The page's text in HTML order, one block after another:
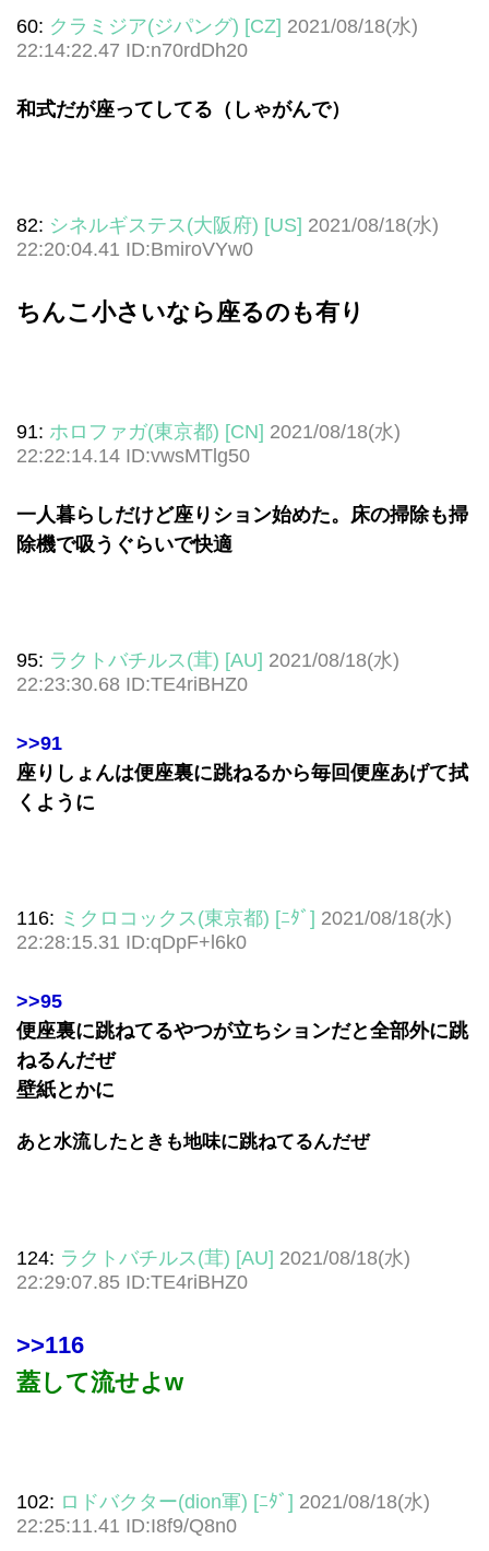
60: クラミジア(ジパング) [CZ] 2021/08/18(水)
22:14:22.47 ID:n70rdDh20
和式だが座ってしてる（しゃがんで）
82: シネルギステス(大阪府) [US] 2021/08/18(水)
22:20:04.41 ID:BmiroVYw0
ちんこ小さいなら座るのも有り
91: ホロファガ(東京都) [CN] 2021/08/18(水)
22:22:14.14 ID:vwsMTlg50
一人暮らしだけど座りション始めた。床の掃除も掃
除機で吸うぐらいで快適
95: ラクトバチルス(茸) [AU] 2021/08/18(水)
22:23:30.68 ID:TE4riBHZ0
>>91
座りしょんは便座裏に跳ねるから毎回便座あげて拭
くように
116: ミクロコックス(東京都) [ﾆﾀﾞ] 2021/08/18(水)
22:28:15.31 ID:qDpF+l6k0
>>95
便座裏に跳ねてるやつが立ちションだと全部外に跳
ねるんだぜ
壁紙とかに
あと水流したときも地味に跳ねてるんだぜ
124: ラクトバチルス(茸) [AU] 2021/08/18(水)
22:29:07.85 ID:TE4riBHZ0
>>116
蓋して流せよw
102: ロドバクター(dion軍) [ﾆﾀﾞ] 2021/08/18(水)
22:25:11.41 ID:I8f9/Q8n0